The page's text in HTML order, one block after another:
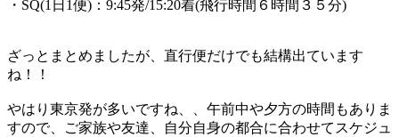
・SQ(1日1便)：9:45発/15:20着(飛行時間６時間３５分)
ざっとまとめましたが、 直行便だけでも結構出ています
ね！！
やはり東京発が多いですね、、午前中や夕方の時間もありま
すので、ご家族や友達、自分自身の都合に合わせてスケジュ